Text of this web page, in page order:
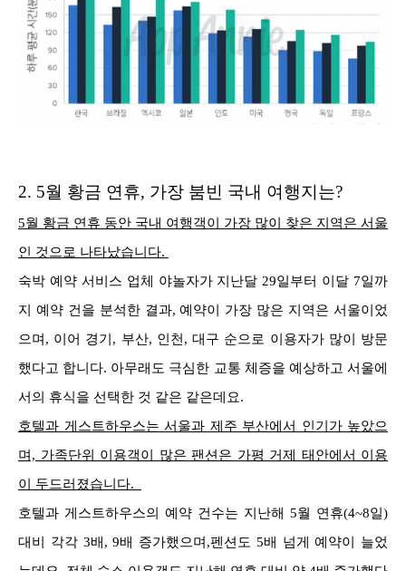
2. 5월 황금 연휴, 가장 붐빈 국내 여행지는?
5월 황금 연휴 동안 국내 여행객이 가장 많이 찾은 지역은 서울
인 것으로 나타났습니다.
숙박 예약 서비스 업체 야놀자가 지난달 29일부터 이달 7일까
지 예약 건을 분석한 결과, 예약이 가장 많은 지역은 서울이었
으며, 이어 경기, 부산, 인천, 대구 순으로 이용자가 많이 방문
했다고 합니다. 아무래도 극심한 교통 체증을 예상하고 서울에
서의 휴식을 선택한 것 같은 같은데요.
호텔과 게스트하우스는 서울과 제주 부산에서 인기가 높았으
며, 가족단위 이용객이 많은 팬션은 가평 거제 태안에서 이용
이 두드러졌습니다.
호텔과 게스트하우스의 예약 건수는 지난해 5월 연휴(4~8일)
대비 각각 3배, 9배 증가했으며,펜션도 5배 넘게 예약이 늘었